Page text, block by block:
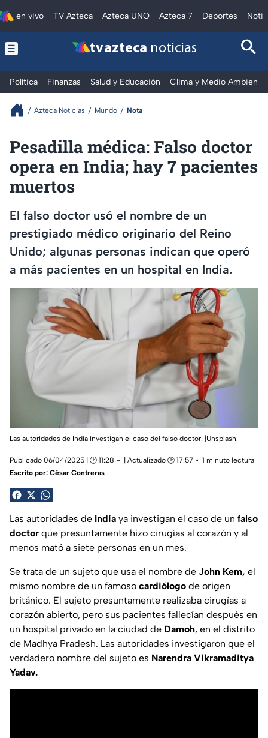
en vivo TV Azteca Azteca UNO Azteca 7 Deportes
tv azteca noticias
Política Finanzas Salud y Educación Clima y Medio Ambiente
Azteca Noticias Mundo Nota
Pesadilla médica: Falso doctor
opera en India; hay 7 pacientes
muertos
El falso doctor usó el nombre de un
prestigiado médico originario del Reino
Unido; algunas personas indican que operó
a más pacientes en un hospital en India.
Las autoridades de India investigan el caso del falso doctor. |Unsplash.
Publicado 06/04/2025 | 🕑 11:28 | Actualizado 🕑 17:57
1 minuto lectura
Escrito por: César Contreras
Las autoridades de India ya investigan el caso de un falso
doctor que presuntamente hizo cirugías al corazón y al
menos mató a siete personas en un mes.
Se trata de un sujeto que usa el nombre de John Kem, el
mismo nombre de un famoso cardiólogo de origen
británico. El sujeto presuntamente realizaba cirugías a
corazón abierto, pero sus pacientes fallecían después en
un hospital privado en la ciudad de Damoh, en el distrito
de Madhya Pradesh. Las autoridades investigaron que el
verdadero nombre del sujeto es Narendra Vikramaditya
Yadav.